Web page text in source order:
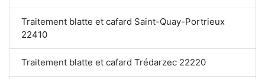
Traitement blatte et cafard Saint-Quay-Portrieux
22410
Traitement blatte et cafard Trédarzec 22220